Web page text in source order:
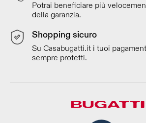
Potrai beneficiare più
della garanzia.
Shopping sicuro
Su Casabugatti.it i tuoi
sempre protetti.